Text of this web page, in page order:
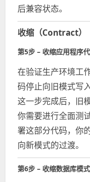
后兼容状态。
收缩（Contract）
第5步 – 收缩应用程序
在验证生产环境工
码停止向旧模式写
这一步完成后，旧
你需要进行全面测
署这部分代码，你
向新模式的过渡。
第6步 – 收缩数据库模式